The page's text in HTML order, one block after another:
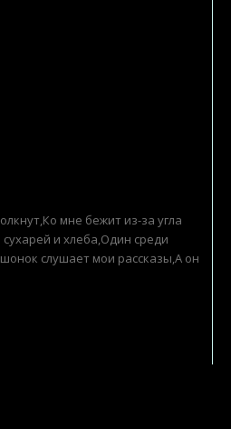
мне бежит из-за угла
и хлеба,Один среди
слушает мои рассказы,А он